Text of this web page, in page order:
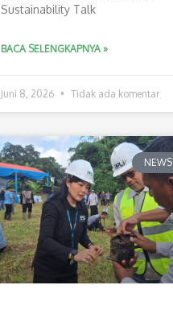
Sustainability Talk
BACA SELENGKAPNYA »
Juni 8, 2026 Tidak ada komentar
NEWS